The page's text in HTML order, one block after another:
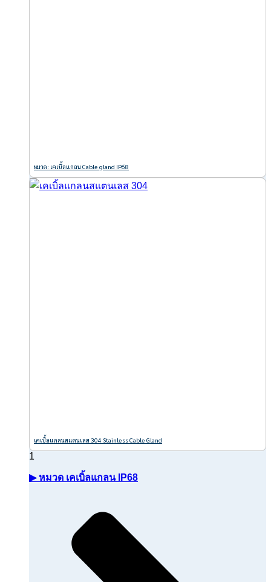
หมวด: เคเบิ้ลแกลน Cable gland IP68
เคเบิ้ลแกลนสแตนเลส 304 Stainless Cable Gland
▶ หมวด เคเบิ้ลแกลน IP68